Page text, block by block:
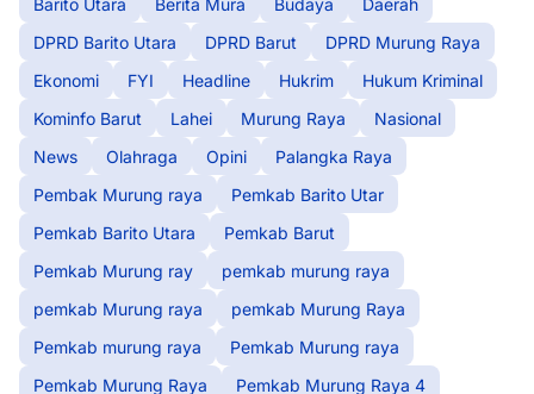
DPRD Barito Utara
DPRD Barut
DPRD Murung Raya
Ekonomi
FYI Headline Hukrim
Hukum Kriminal
Kominfo Barut
Lahei Murung Raya
Nasional
News
Olahraga Opini
Palangka Raya
Pembak Murung raya
Pemkab Barito Utar
Pemkab Barito Utara
Pemkab Barut
Pemkab Murung ray
pemkab murung raya
pemkab Murung raya
pemkab Murung Raya
Pemkab murung raya
Pemkab Murung raya
Pemkab Murung Raya
Pemkab Murung Raya 4